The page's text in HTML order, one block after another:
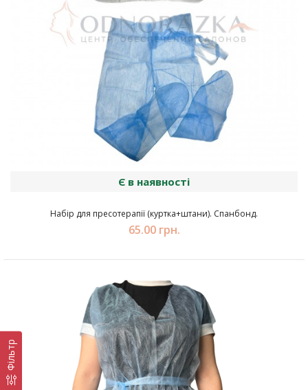
Фільтр
Є в наявності
Набір для пресотерапії (куртка+штани). Спанбонд.
65.00 грн.